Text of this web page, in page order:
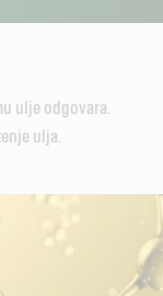
ulje odgovara.
ulja.